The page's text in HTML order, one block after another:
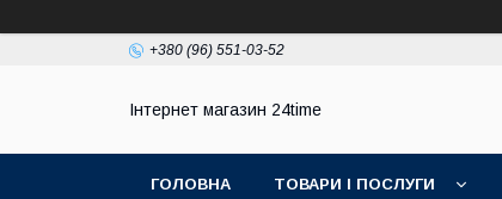
+380 (96) 551-03-52
Інтернет магазин 24time
ГОЛОВНА ТОВАРИ І ПОСЛУГИ